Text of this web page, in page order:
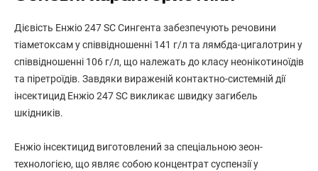
Дієвість Енжіо 247 SC Сингента забезпечують речовини
тіаметоксам у співвідношенні 141 г/л та лямбда-цигалотрин у
співвідношенні 106 г/л, що належать до класу неонікотиноїдів
та піретроїдів. Завдяки вираженій контактно-системній дії
інсектицид Енжіо 247 SC викликає швидку загибель
шкідників.
Енжіо інсектицид виготовлений за спеціальною зеон-
технологією, що являє собою концентрат суспензії у